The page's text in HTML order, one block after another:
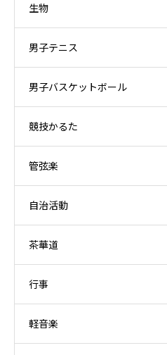
生物
男子テニス
男子バスケットボール
競技かるた
管弦楽
自治活動
茶華道
行事
軽音楽